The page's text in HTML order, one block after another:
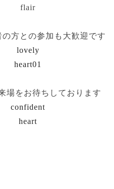
方との参加も大歓迎です
場をお待ちしております